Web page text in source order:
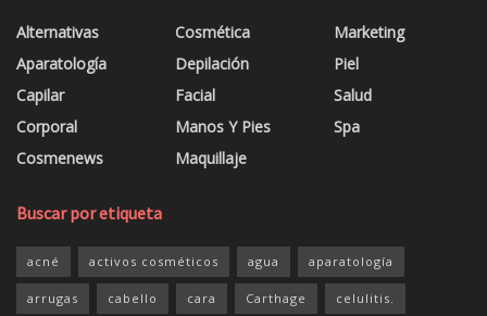
Alternativas
Aparatología
Capilar
Corporal
Cosmenews
Cosmética
Depilación
Facial
Manos Y Pies
Maquillaje
Marketing
Piel
Salud
Spa
Buscar por etiqueta
acné activos cosméticos agua aparatología
arrugas cabello cara Carthage celulitis.